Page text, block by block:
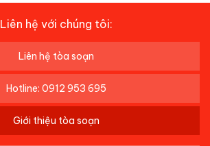
Liên hệ với chúng tôi:
Liên hệ tòa soạn
Hotline: 0912 953 695
Giới thiệu tòa soạn